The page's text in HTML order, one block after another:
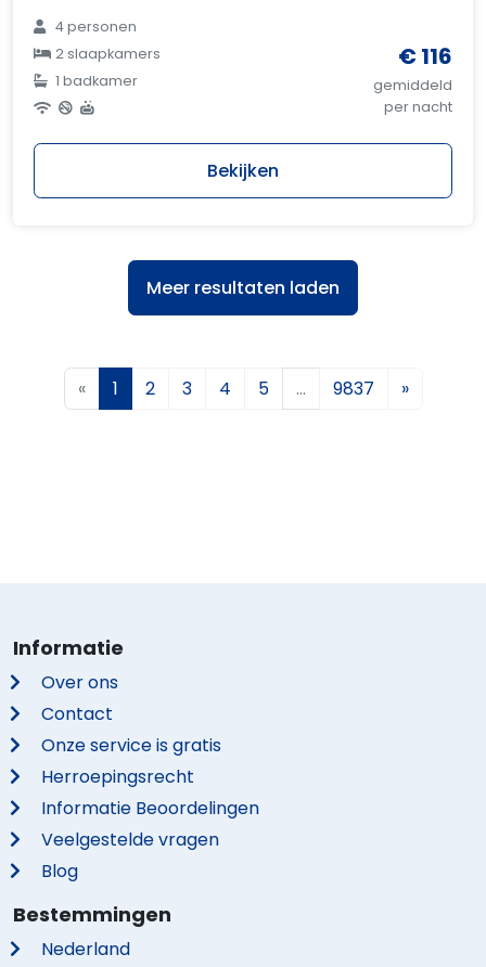
4 personen
2 slaapkamers
1 badkamer
€ 116
gemiddeld
per nacht
Bekijken
Meer resultaten laden
« 1 2 3 4 5 … 9837 »
Informatie
Over ons
Contact
Onze service is gratis
Herroepingsrecht
Informatie Beoordelingen
Veelgestelde vragen
Blog
Bestemmingen
Nederland